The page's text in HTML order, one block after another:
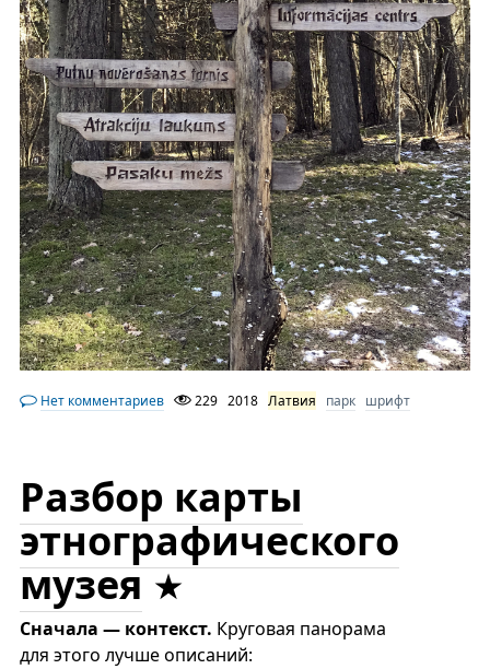
Нет комментариев 229 2018 Латвия парк шрифт
Разбор карты
этнографического
музея
Сначала — контекст. Круговая панорама
для этого лучше описаний: